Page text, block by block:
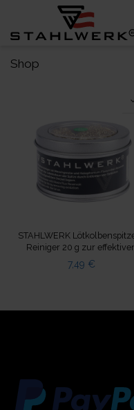
Zum Inhalt springen
Shop
STAHLWERK
Reiniger 20 g zur
Reinigung des Lötkolbens
7,49 €